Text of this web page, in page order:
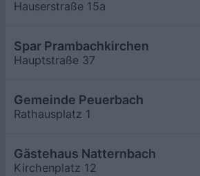
Hauserstraße 15a
Spar Prambachkirchen
Hauptstraße 37
Gemeinde Peuerbach
Rathausplatz 1
Gästehaus Natternbach
Kirchenplatz 12